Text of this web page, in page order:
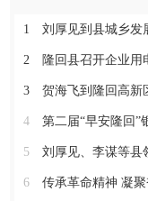
1 刘厚见到县城乡发展
2 隆回县召开企业用
3 贺海飞到隆回高新
4 第二届“早安隆回”
5 刘厚见、李谋等县
6 传承革命精神 凝聚奋进力量 隆